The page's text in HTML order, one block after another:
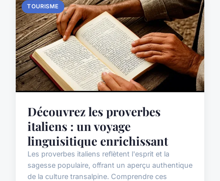
TOURISME
Découvrez les proverbes
italiens : un voyage
linguisitique enrichissant
Les proverbes italiens reflètent l'esprit et la
sagesse populaire, offrant un aperçu authentique
de la culture transalpine. Comprendre ces